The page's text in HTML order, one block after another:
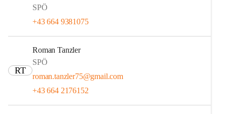
SPÖ
+43 664 9381075
RT
Roman Tanzler
SPÖ
roman.tanzler75@gmail.com
+43 664 2176152